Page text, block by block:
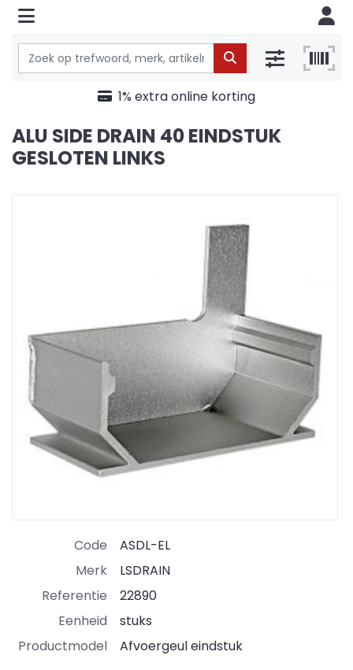
1% extra online korting
ALU SIDE DRAIN 40 EINDSTUK
GESLOTEN LINKS
Code
ASDL-EL
Merk
LSDRAIN
Referentie
22890
Eenheid
stuks
Productmodel
Afvoergeul eindstuk